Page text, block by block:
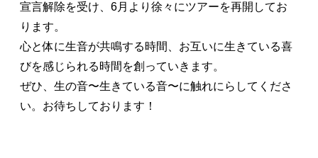
宣言解除を受け、6月より徐々にツアーを再開してお
ります。
心と体に生音が共鳴する時間、お互いに生きている喜
びを感じられる時間を創っていきます。
ぜひ、生の音〜生きている音〜に触れにらしてくださ
い。お待ちしております！